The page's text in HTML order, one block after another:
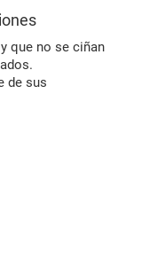
que no se ciñan
de sus